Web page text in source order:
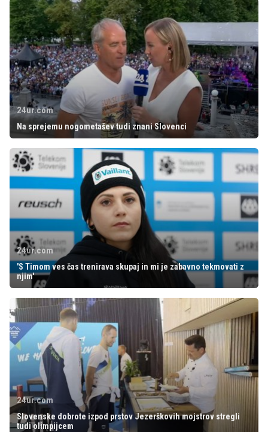
24ur.com
Na sprejemu nogometašev tudi znani Slovenci
24ur.com
'S Timom ves čas trenirava skupaj in mi je zabavno tekmovati z
njim'
24ur.com
Slovenske dobrote izpod prstov Jezerškovih mojstrov stregli
tudi olimpijcem